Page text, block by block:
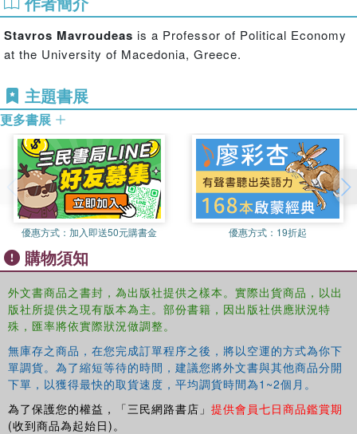
Post-Keynesian or Marxo-Keynesian perspectives).
Moreover, they are dominated by the ‘financialization'
thesis which is quite alien to Marxism, neglects the sphere
of production and professes that the global crisis is simply
a financial crisis that has nothing to do with ‘real'
accumulation and the profit rate.
This book argues that by emphasizing the sphere of
production and profitability, classical Marxist analysis
better explains the Greek crisis than its orthodox and
heterodox competitors. The contributors present critiques
of the prevalent approaches and offer studies of the Greek
crisis that use the methodology and the analytical and
empirical tools of classical Marxist Political Economy. In
particular, it is shown that the Greek crisis was caused by
falling profitability and the ensuing over accumulation
crisis. The ‘broad unequal exchange' existing between the
euro-center and the euro-periphery contributed to Greek
capital's falling profitability. This book enriches the debate
about the Greek economic crisis by demonstrating the
insights that can be drawn by considering the Marxist
alternative to the dominant mainstream and heterodox
approaches.
Stavros Mavroudeas is a Professor of Political Economy
at the University of Macedonia, Greece.
主題書展
更多書展
優惠方式： 加入即送50元購書金 優惠方式： 19折起
購物須知
外文書商品之書封，為出版社提供之樣本。實際出貨商品，以出
版社所提供之現有版本為主。部份書籍，因出版社供應狀況特
殊，匯率將依實際狀況做調整。
無庫存之商品，在您完成訂單程序之後，將以空運的方式為你下
單調貨。為了縮短等待的時間，建議您將外文書與其他商品分開
下單，以獲得最快的取貨速度，平均調貨時間為1~2個月。
為了保護您的權益，「三民網路書店」 提供會員七日商品鑑賞期
(收到商品為起始日)。